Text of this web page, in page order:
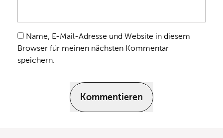
Name, E-Mail-Adresse und Website in diesem
Browser für meinen nächsten Kommentar
speichern.
Kommentieren